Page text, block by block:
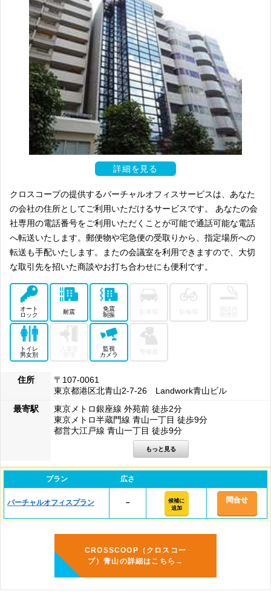
詳細を見る
クロスコープの提供するバーチャルオフィスサービスは、あなた
の会社の住所としてご利用いただけるサービスです。 あなたの会
社専用の電話番号をご利用いただくことが可能で通話可能な電話
へ転送いたします。郵便物や宅急便の受取りから、指定場所への
転送も手配いたします。またの会議室を利用できますので、大切
な取引先を招いた商談やお打ち合わせにも便利です。
オート
ロック
耐震
免震
制振
喫煙所
トイレ
男女別
入退室
監視
カメラ
警備員
住所
〒107-0061
東京都港区北青山2-7-26 Landwork青山ビル
最寄駅
東京メトロ銀座線 外苑前 徒歩2分
東京メトロ半蔵門線 青山一丁目 徒歩9分
都営大江戸線 青山一丁目 徒歩9分
プラン 広さ
バーチャルオフィスプラン －
候補に
追加
問合せ
CROSSCOOP（クロスコー
プ）青山の詳細はこちら→